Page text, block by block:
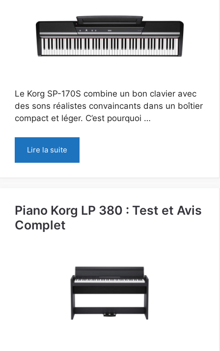
Le Korg SP-170S combine un bon clavier avec
des sons réalistes convaincants dans un boîtier
compact et léger. C’est pourquoi …
Lire la suite
Piano Korg LP 380 : Test et Avis
Complet